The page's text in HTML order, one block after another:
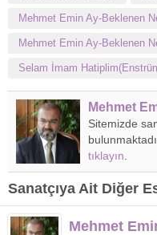
Mehmet Emin Ay-Beklenen
Mehmet Emin Ay-Beklenen
Selam İmam
Mehmet
Sitemizde
tıklayın
Sanatçıya Ait Diğer
Mehmet